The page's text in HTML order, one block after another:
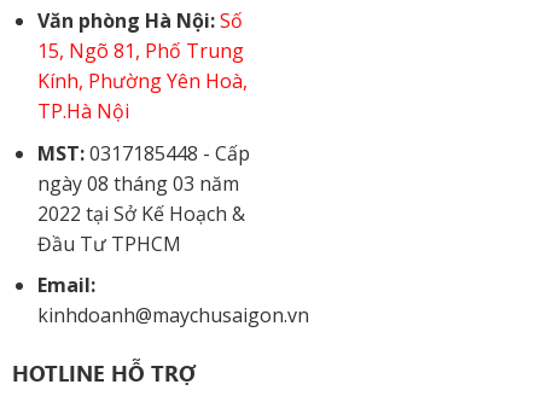
Văn phòng Hà Nội: Số
15, Ngõ 81, Phố Trung
Kính, Phường Yên Hoà,
TP.Hà Nội
MST:0317185448 - Cấp
ngày 08 tháng 03 năm
2022 tại Sở Kế Hoạch &
Đầu Tư TPHCM
Email:
kinhdoanh@maychusaigon.vn
HOTLINE HỖ TRỢ